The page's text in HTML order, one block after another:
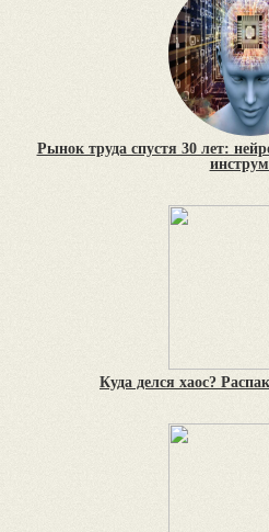
Рынок труда спустя 30 лет:
Куда делся хаос?